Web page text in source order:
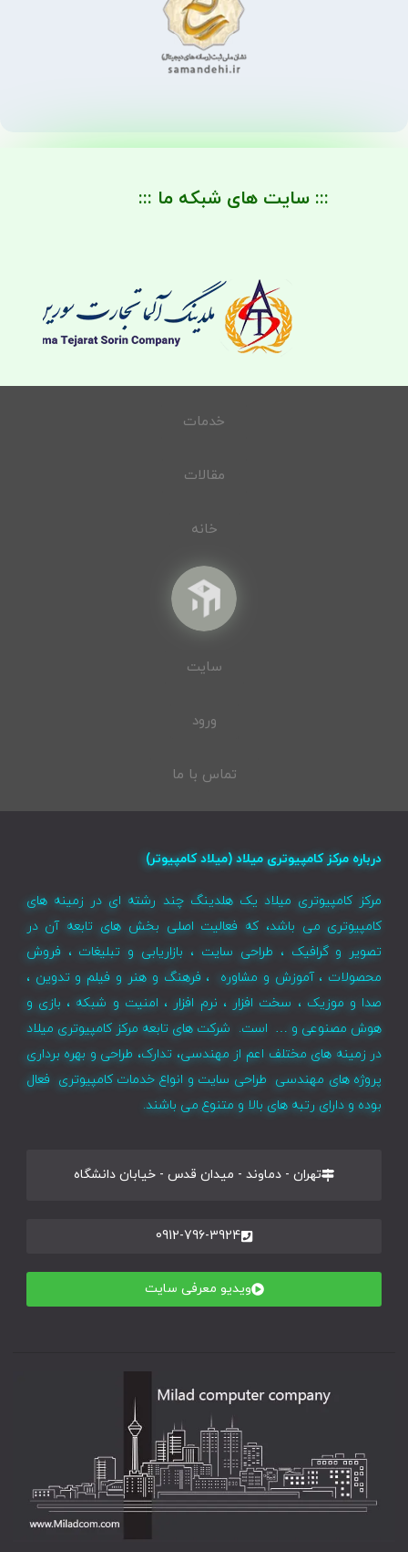
::: سایت های شبکه ما :::
خدمات
مقالات
خانه
سایت
ورود
تماس با ما
درباره مرکز کامپیوتری میلاد (میلاد کامپیوتر)
مرکز کامپیوتری میلاد یک هلدینگ چند رشته ای در زمینه های
کامپیوتری می باشد، که فعالیت اصلی بخش های تابعه آن در
تصویر و گرافیک ، طراحی سایت ، بازاریابی و تبلیغات ، فروش
محصولات ، آموزش و مشاوره ، فرهنگ و هنر و فیلم و تدوین ،
صدا و موزیک ، سخت افزار ، نرم افزار ، امنیت و شبکه ، بازی و
هوش مصنوعی و … است. شرکت های تابعه مرکز کامپیوتری میلاد
در زمینه های مختلف اعم از مهندسی، تدارک، طراحی و بهره برداری
پروژه های مهندسی طراحی سایت و انواع خدمات کامپیوتری فعال
بوده و دارای رتبه های بالا و متنوع می باشند.
تهران - دماوند - میدان قدس - خیابان دانشگاه
0912-796-3924
ویدیو معرفی سایت